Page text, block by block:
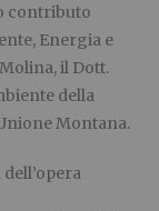
contributo
Energia e
il Dott.
della
Montana.